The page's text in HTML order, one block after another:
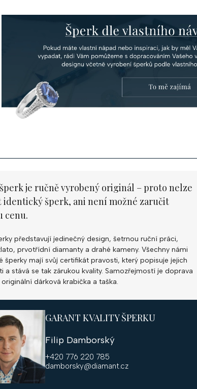
je ručně vyrobený originál – proto nelze
identický šperk, ani není možné zaručit
cenu.
představují jedinečný design, šetrnou ruční práci,
prvotřídní diamanty a drahé kameny. Všechny námi
šperky mají svůj certifikát pravosti, který popisuje jejich
a stává se tak zárukou kvality. Samozřejmostí je doprava
dárková krabička a taška.
GARANT KVALITY ŠPERKU
Filip Damborský
+420 776 220 785
damborsky@diamant.cz